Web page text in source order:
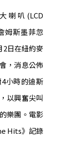
喇叭(LCD
姆斯墨菲忽
2日在紐約麥
，消息公佈
小時的迪斯
以興奮尖叫
樂團。電影
Hits》記錄